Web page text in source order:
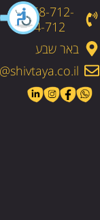
058-712-
4-712​
באר שבע